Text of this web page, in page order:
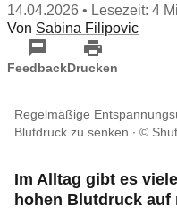
14.04.2026 • Lesezeit: 4
Von Sabina Filipovic
FeedbackDrucken
Regelmäßige
Blutdruck zu senken
©
Im Alltag gibt es
hohen Blutdruck auf